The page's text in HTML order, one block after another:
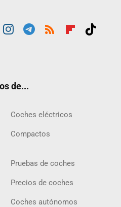
de...
Coches eléctricos
Compactos
Pruebas de coches
Precios de coches
Coches autónomos